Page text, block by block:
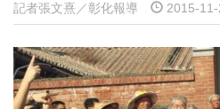
記者張文熹／彰化報導 2015-